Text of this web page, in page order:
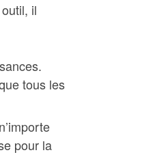
il
tous les
pour la